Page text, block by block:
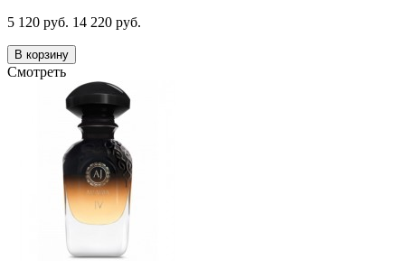
5 120 руб. 14 220 руб.
В корзину
Смотреть